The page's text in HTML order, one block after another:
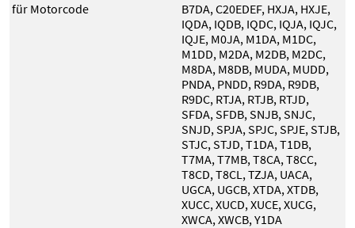
für Motorcode
B7DA,C20EDEF, HXJA, HXJE,
IQDA, IQDB, IQDC, IQJA, IQJC,
IQJE, M0JA, M1DA, M1DC,
M1DD, M2DA, M2DB, M2DC,
M8DA, M8DB, MUDA, MUDD,
PNDA, PNDD, R9DA, R9DB,
R9DC, RTJA, RTJB, RTJD,
SFDA,SFDB,SNJB,SNJC,
SNJD,SPJA,SPJC,SPJE,STJB,
STJC,STJD,T1DA,T1DB,
T7MA,T7MB,T8CA,T8CC,
T8CD,T8CL,TZJA, UACA,
UGCA, UGCB,XTDA,XTDB,
XUCC,XUCD,XUCE,XUCG,
XWCA,XWCB,Y1DA